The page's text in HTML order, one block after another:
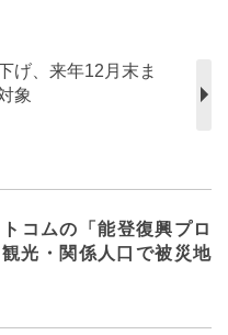
げ、来年12月末ま
象
コムの「能登復興プロ
光・関係人口で被災地